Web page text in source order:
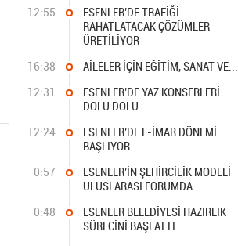
12:55
ESENLER’DE TRAFİĞİ
RAHATLATACAK ÇÖZÜMLER
ÜRETİLİYOR
16:38
AİLELER İÇİN EĞİTİM, SANAT VE...
12:31
ESENLER’DE YAZ KONSERLERİ
DOLU DOLU...
12:24
ESENLER’DE E-İMAR DÖNEMİ
BAŞLIYOR
0:57
ESENLER’İN ŞEHİRCİLİK MODELİ
ULUSLARASI FORUMDA...
0:48
ESENLER BELEDİYESİ HAZIRLIK
SÜRECİNİ BAŞLATTI